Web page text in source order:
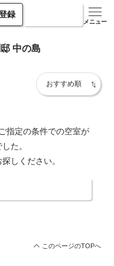
録
メニュー
中の島
指定の条件での空室が
た。
しください。
このページのTOPへ